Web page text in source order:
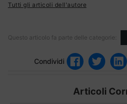
Tutti gli articoli dell'autore
Questo articolo fa parte delle categorie:
Condividi
Articoli